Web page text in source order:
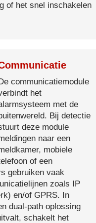
of het snel inschakelen
communicatiemodule
het
met de
Bij detectie
deze module
naar een
mobiele
of een
gebruiken vaak
zoals IP
en/of GPRS. In
dual-path oplossing
schakelt het